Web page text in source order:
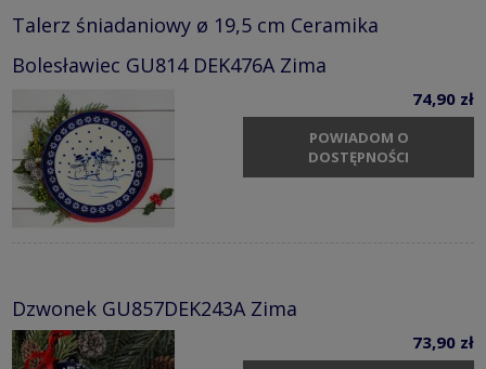
Talerz śniadaniowy ø 19,5 cm Ceramika
Bolesławiec GU814 DEK476A Zima
74,90 zł
POWIADOM O
DOSTĘPNOŚCI
Dzwonek GU857DEK243A Zima
73,90 zł